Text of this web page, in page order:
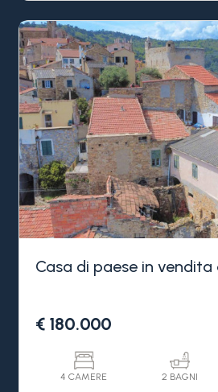
primo piano zona living,
terrazza con vista mare
secondo piano camera
seconda terrazza sempre
Completa l'immobile una
pietra con soffitti a volta,
angolo cottura e accesso
La casa di paese in vendita
vicino a tutti i servizi a pochi
Casa di paese in vendita
€ 180.000
4 CAMERE 2 BAGNI